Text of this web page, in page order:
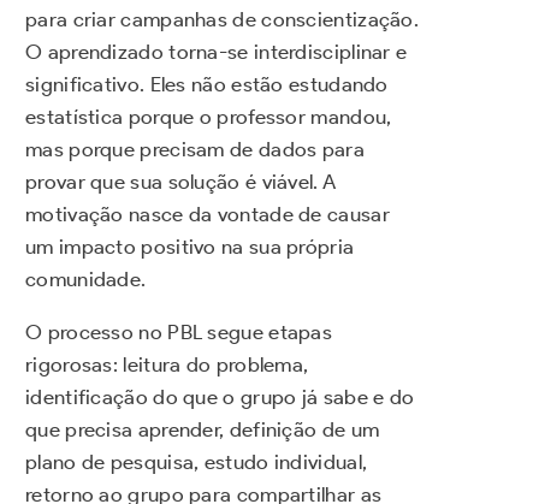
para criar campanhas de conscientização.
O aprendizado torna-se interdisciplinar e
significativo. Eles não estão estudando
estatística porque o professor mandou,
mas porque precisam de dados para
provar que sua solução é viável. A
motivação nasce da vontade de causar
um impacto positivo na sua própria
comunidade.
O processo no PBL segue etapas
rigorosas: leitura do problema,
identificação do que o grupo já sabe e do
que precisa aprender, definição de um
plano de pesquisa, estudo individual,
retorno ao grupo para compartilhar as